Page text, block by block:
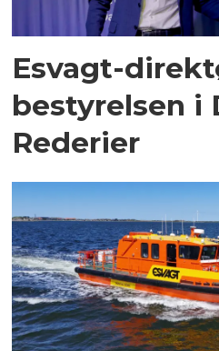
Esvagt-
bestyrelsen i
Rederier